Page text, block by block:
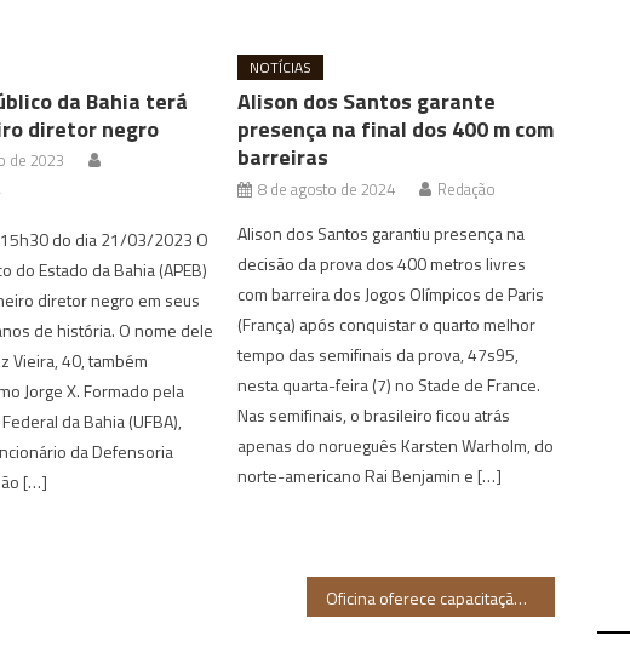
da Bahia terá
diretor negro
de 2023
do dia 21/03/2023 O
do Estado da Bahia (APEB)
diretor negro em seus
de história. O nome dele
Vieira, 40, também
Jorge X. Formado pela
da Bahia (UFBA),
da Defensoria
[…]
NOTÍCIAS
Alison dos Santos garante
presença na final dos 400 m com
barreiras
8 de agosto de 2024 Redação
Alison dos Santos garantiu presença na
decisão da prova dos 400 metros livres
com barreira dos Jogos Olímpicos de Paris
(França) após conquistar o quarto melhor
tempo das semifinais da prova, 47s95,
nesta quarta-feira (7) no Stade de France.
Nas semifinais, o brasileiro ficou atrás
apenas do norueguês Karsten Warholm, do
norte-americano Rai Benjamin e […]
Oficina oferece capacitação gratuita para mulheres negras empreendedoras